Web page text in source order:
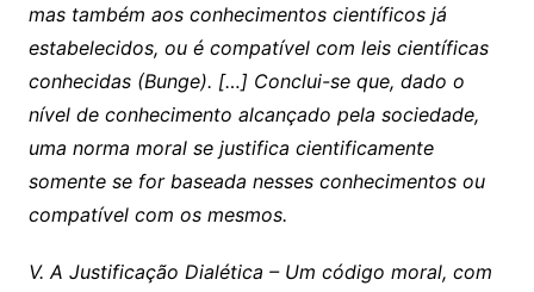
mas também aos conhecimentos científicos já
estabelecidos, ou é compatível com leis científicas
conhecidas (Bunge). […] Conclui-se que, dado o
nível de conhecimento alcançado pela sociedade,
uma norma moral se justifica cientificamente
somente se for baseada nesses conhecimentos ou
compatível com os mesmos.
V. A Justificação Dialética – Um código moral, com